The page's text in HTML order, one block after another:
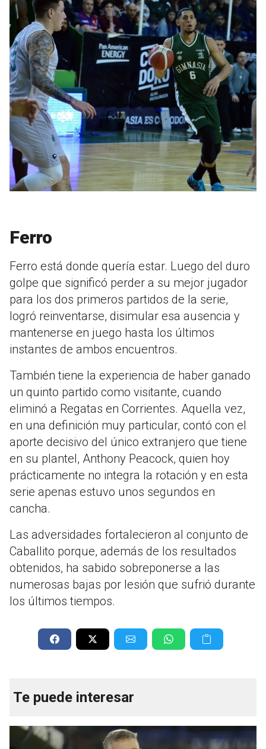
Ferro
Ferro está donde quería estar. Luego del duro
golpe que significó perder a su mejor jugador
para los dos primeros partidos de la serie,
logró reinventarse, disimular esa ausencia y
mantenerse en juego hasta los últimos
instantes de ambos encuentros.
También tiene la experiencia de haber ganado
un quinto partido como visitante, cuando
eliminó a Regatas en Corrientes. Aquella vez,
en una definición muy particular, contó con el
aporte decisivo del único extranjero que tiene
en su plantel, Anthony Peacock, quien hoy
prácticamente no integra la rotación y en esta
serie apenas estuvo unos segundos en
cancha.
Las adversidades fortalecieron al conjunto de
Caballito porque, además de los resultados
obtenidos, ha sabido sobreponerse a las
numerosas bajas por lesión que sufrió durante
los últimos tiempos.
Te puede interesar